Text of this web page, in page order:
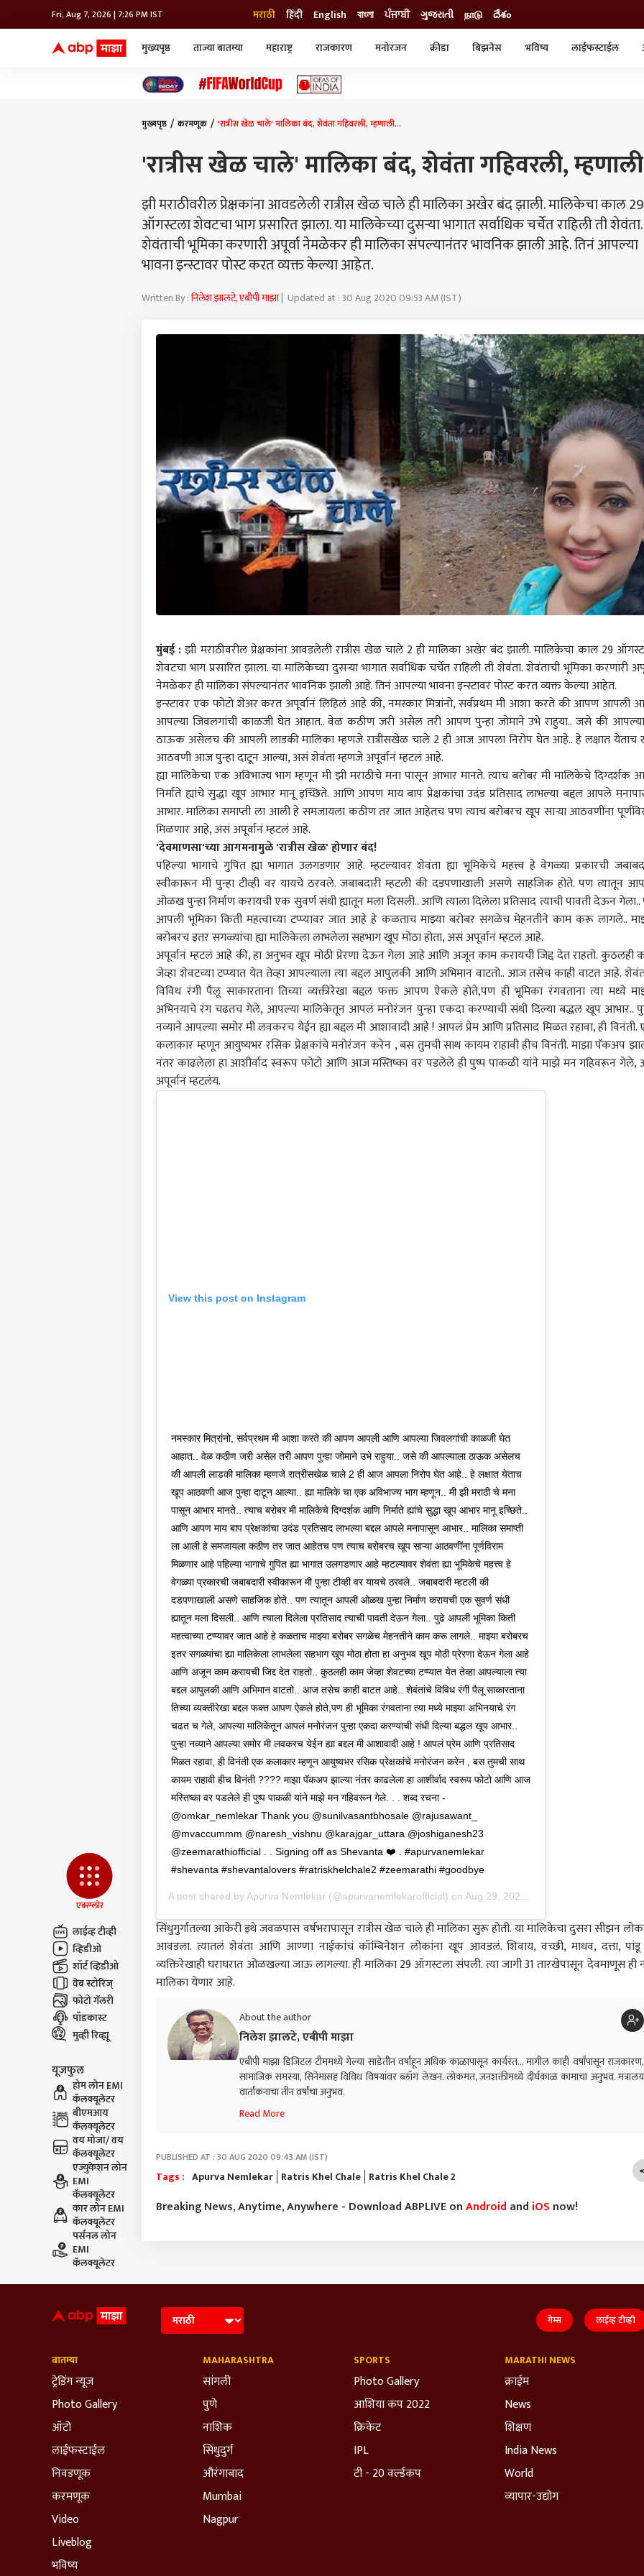
Fri, Aug 7, 2026 | 7:26 PM IST मराठी हिंदी English বাংলা ਪੰਜਾਬੀ ગુજરાતી நாடு దేశం
मुख्यपृष्ठ ताज्या बातम्या महाराष्ट्र राजकारण मनोरंजन क्रीडा बिझनेस भविष्य लाईफस्टाईल
एक्स्प्लोर
लाईव्ह टीव्ही
व्हिडीओ
शॉर्ट व्हिडीओ
वेब स्टोरिज्
फोटो गॅलरी
पॉडकास्ट
मुव्ही रिव्ह्यू
यूजफुल
होम लोन EMI
कॅलक्यूलेटर
बीएमआय
कॅलक्यूलेटर
वय मोजा/ वय
कॅलक्यूलेटर
एज्युकेशन लोन
EMI
कॅलक्यूलेटर
कार लोन EMI
कॅलक्यूलेटर
पर्सनल लोन
EMI
कॅलक्यूलेटर
मुख्यपृष्ठ करमणूक 'रात्रीस खेळ चाले' मालिका बंद, शेवंता गहिवरली, म्हणाली...
'रात्रीस खेळ चाले' मालिका बंद, शेवंता गहिवरली,
झी मराठीवरील प्रेक्षकांना आवडलेली रात्रीस खेळ चाले ही मालिका अखेर बंद झाली. मालिकेचा काल 29
ऑगस्टला शेवटचा भाग प्रसारित झाला. या मालिकेच्या दुसऱ्या भागात सर्वाधिक चर्चेत राहिली ती शेवंता.
शेवंताची भूमिका करणारी अपूर्वा नेमळेकर ही मालिका संपल्यानंतर भावनिक झाली आहे. तिनं आपल्या
भावना इन्स्टावर पोस्ट करत व्यक्त केल्या आहेत.
Written By :निलेश झालटे, एबीपी माझा| Updated at : 30 Aug 2020 09:53 AM (IST)
मुंबई :झी मराठीवरील प्रेक्षकांना आवडलेली रात्रीस खेळ चाले 2 ही मालिका अखेर बंद झाली. मालिकेचा काल 29
शेवटचा भाग प्रसारित झाला. या मालिकेच्या दुसऱ्या भागात सर्वाधिक चर्चेत राहिली ती शेवंता. शेवंताची भूमिका करणारी
नेमळेकर ही मालिका संपल्यानंतर भावनिक झाली आहे. तिनं आपल्या भावना इन्स्टावर पोस्ट करत व्यक्त केल्या आहेत.
इन्स्टावर एक फोटो शेअर करत अपूर्वानं लिहिलं आहे की, नमस्कार मित्रांनो, सर्वप्रथम मी आशा करते की आपण आपली
आपल्या जिवलगांची काळजी घेत आहात.. वेळ कठीण जरी असेल तरी आपण पुन्हा जोमाने उभे राहुया.. जसे की
ठाऊक असेलच की आपली लाडकी मालिका म्हणजे रात्रीसखेळ चाले 2 ही आज आपला निरोप घेत आहे.. हे लक्षात येताच
आठवणी आज पुन्हा दाटून आल्या, असं शेवंता म्हणजे अपूर्वानं म्हटलं आहे.
ह्या मालिकेचा एक अविभाज्य भाग म्हणून मी झी मराठीचे मना पासून आभार मानते. त्याच बरोबर मी मालिकेचे दिग्दर्शक
निर्माते ह्यांचे सुद्धा खूप आभार मानू इच्छिते. आणि आपण माय बाप प्रेक्षकांचा उदंड प्रतिसाद लाभल्या बद्दल आपले
आभार. मालिका समाप्ती ला आली हे समजायला कठीण तर जात आहेतच पण त्याच बरोबरच खूप साऱ्या आठवणींना
मिळणार आहे, असं अपूर्वानं म्हटलं आहे.
'देवमाणसा'च्या आगमनामुळे 'रात्रीस खेळ' होणार बंद!
पहिल्या भागाचे गुपित ह्या भागात उलगडणार आहे. म्हटल्यावर शेवंता ह्या भूमिकेचे महत्त्व हे वेगळ्या प्रकारची
स्वीकारून मी पुन्हा टीव्ही वर यायचे ठरवले. जबाबदारी म्हटली की दडपणाखाली असणे साहजिक होते. पण त्यातून
ओळख पुन्हा निर्माण करायची एक सुवर्ण संधी ह्यातून मला दिसली.. आणि त्याला दिलेला प्रतिसाद त्याची पावती देऊन
आपली भूमिका किती महत्वाच्या टप्प्यावर जात आहे हे कळताच माझ्या बरोबर सगळेच मेहनतीने काम करू लागले..
बरोबरच इतर सगळ्यांचा ह्या मालिकेला लाभलेला सहभाग खूप मोठा होता, असं अपूर्वानं म्हटलं आहे.
अपूर्वानं म्हटलं आहे की, हा अनुभव खूप मोठी प्रेरणा देऊन गेला आहे आणि अजून काम करायची जिद्द देत राहतो. कुठलही
जेव्हा शेवटच्या टप्प्यात येत तेव्हा आपल्याला त्या बद्दल आपुलकी आणि अभिमान वाटतो.. आज तसेच काही वाटत आहे.
विविध रंगी पैलू साकारताना तिच्या व्यक्तीरेखा बद्दल फक्त आपण ऐकले होते,पण ही भूमिका रंगवताना त्या मध्ये
अभिनयाचे रंग चढतच गेले, आपल्या मालिकेतून आपलं मनोरंजन पुन्हा एकदा करण्याची संधी दिल्या बद्धल खूप आभार..
नव्याने आपल्या समोर मी लवकरच येईन ह्या बद्दल मी आशावादी आहे ! आपलं प्रेम आणि प्रतिसाद मिळत रहावा, ही
कलाकार म्हणून आयुष्यभर रसिक प्रेक्षकांचे मनोरंजन करेन , बस तुमची साथ कायम राहावी हीच विनंती. माझा पॅकअप
नंतर काढलेला हा आशीर्वाद स्वरूप फोटो आणि आज मस्तिष्का वर पडलेले ही पुष्प पाकळी यांने माझे मन गहिवरून गेले,
अपूर्वानं म्हटलंय.
View this post on Instagram
नमस्कार मित्रांनो, सर्वप्रथम मी आशा करते की आपण आपली आणि आपल्या जिवलगांची काळजी घेत
आहात.. वेळ कठीण जरी असेल तरी आपण पुन्हा जोमाने उभे राहुया.. जसे की आपल्याला ठाऊक असेलच
की आपली लाडकी मालिका म्हणजे रात्रीसखेळ चाले 2 ही आज आपला निरोप घेत आहे.. हे लक्षात येताच
खूप आठवणी आज पुन्हा दाटून आल्या.. ह्या मालिके चा एक अविभाज्य भाग म्हणून.. मी झी मराठी चे मना
पासून आभार मानते.. त्याच बरोबर मी मालिकेचे दिग्दर्शक आणि निर्माते ह्यांचे सुद्धा खूप आभार मानू इच्छिते..
आणि आपण माय बाप प्रेक्षकांचा उदंड प्रतिसाद लाभल्या बद्दल आपले मनापासून आभार.. मालिका समाप्ती
ला आली हे समजायला कठीण तर जात आहेतच पण त्याच बरोबरच खूप साऱ्या आठवणींना पूर्णविराम
मिळणार आहे पहिल्या भागाचे गुपित ह्या भागात उलगडणार आहे म्हटल्यावर शेवंता ह्या भूमिकेचे महत्त्व हे
वेगळ्या प्रकारची जबाबदारी स्वीकारून मी पुन्हा टीव्ही वर यायचे ठरवले.. जबाबदारी म्हटली की
दडपणाखाली असणे साहजिक होते.. पण त्यातून आपली ओळख पुन्हा निर्माण करायची एक सुवर्ण संधी
ह्यातून मला दिसली.. आणि त्याला दिलेला प्रतिसाद त्याची पावती देऊन गेला.. पुढे आपली भूमिका किती
महत्वाच्या टप्प्यावर जात आहे हे कळताच माझ्या बरोबर सगळेच मेहनतीने काम करू लागले.. माझ्या बरोबरच
इतर सगळ्यांचा ह्या मालिकेला लाभलेला सहभाग खूप मोठा होता हा अनुभव खूप मोठी प्रेरणा देऊन गेला आहे
आणि अजून काम करायची जिद्द देत राहतो.. कुठलही काम जेव्हा शेवटच्या टप्प्यात येत तेव्हा आपल्याला त्या
बद्दल आपुलकी आणि अभिमान वाटतो.. आज तसेच काही वाटत आहे.. शेवंतांचे विविध रंगी पैलू साकारताना
तिच्या व्यक्तीरेखा बद्दल फक्त आपण ऐकले होते,पण ही भूमिका रंगवताना त्या मध्ये माझ्या अभिनयाचे रंग
चढत च गेले, आपल्या मालिकेतून आपलं मनोरंजन पुन्हा एकदा करण्याची संधी दिल्या बद्धल खूप आभार..
पुन्हा नव्याने आपल्या समोर मी लवकरच येईन ह्या बद्दल मी आशावादी आहे ! आपलं प्रेम आणि प्रतिसाद
मिळत रहावा, ही विनंती एक कलाकार म्हणून आयुष्यभर रसिक प्रेक्षकांचे मनोरंजन करेन , बस तुमची साथ
कायम राहावी हीच विनंती ???? माझा पॅकअप झाल्या नंतर काढलेला हा आशीर्वाद स्वरूप फोटो आणि आज
मस्तिष्का वर पडलेले ही पुष्प पाकळी यांने माझे मन गहिवरून गेले. . . शब्द रचना -
@omkar_nemlekar Thank you @sunilvasantbhosale @rajusawant_
@mvaccummm @naresh_vishnu @karajgar_uttara @joshiganesh23
@zeemarathiofficial . . Signing off as Shevanta ❤️ . #apurvanemlekar
#shevanta #shevantalovers #ratriskhelchale2 #zeemarathi #goodbye
A post shared by Apurva Nemlekar (@apurvanemlekarofficial) on Aug 29, 2020 at 11:32am PDT
सिंधुगुर्गातल्या आकेरी इथे जवळपास वर्षभरापासून रात्रीस खेळ चाले ही मालिका सुरू होती. या मालिकेचा दुसरा सीझन
आवडला. त्यातलं शेवंता आणि आण्णा नाईकांचं कॉम्बिनेशन लोकांना खूप आवडलं. शिवाय, वच्छी, माधव, दत्ता, पांडू
व्यक्तिरेखाही घराघरात ओळखल्या जाऊ लागल्या. ही मालिका 29 ऑगस्टला संपली. त्या जागी 31 तारखेपासून देवमाणूस ही
मालिका येणार आहे.
About the author
निलेश झालटे, एबीपी माझा
एबीपी माझा डिजिटल टीममध्ये गेल्या साडेतीन वर्षांहून अधिक काळापासून कार्यरत... मागील काही वर्षांपासून राजकारण,
सामाजिक समस्या, सिनेमासह विविध विषयांवर ब्लॉग लेखन. लोकमत, जनशक्तीमध्ये दीर्घकाळ कामाचा अनुभव. मंत्रालय
वार्तांकनाचा तीन वर्षांचा अनुभव.
Read More
PUBLISHED AT : 30 AUG 2020 09:43 AM (IST)
Tags : Apurva Nemlekar Ratris Khel Chale Ratris Khel Chale 2
Breaking News, Anytime, Anywhere - Download ABPLIVE onAndroid and iOS now!
LOGIN
पूर्ण करावी लागणार? हा सुद्धा
नियम ठरला
मुलांना देवाचं रूप मानलं जाते,
तरीही आंदोलनात लाठीचार्ज,
पेलेट गन फायर करण्यात
आल्या, Gen Z चर्चेत थेट प्रश्न
विचारताच सरसंघचालक
मोहन भागवत नेमकं काय
म्हणाले? पहिल्यांदाच जाहीर
भाष्य
एकनाथ शिंदे अचानक दरे
गावातून मुंबईकडे रवाना,
अमित शाहांच्या भेटीसाठी
दौरा आटोपल्याची सूत्रांची
माहिती
इथेनॉल, पेपरफुटीविरोधात
करण्यासाठी सरकारचा
मेटावर दबाव, मेटाने असली
बदमाशी करत मोदींसमोर
गेम्स लाईव्ह टीव्ही
बातम्या
ट्रेडिंग न्यूज
Photo Gallery
ऑटो
लाईफस्टाईल
निवडणूक
करमणूक
Video
Liveblog
भविष्य
MAHARASHTRA
सांगली
पुणे
नाशिक
सिंधुदुर्ग
औरंगाबाद
Mumbai
Nagpur
SPORTS
Photo Gallery
आशिया कप 2022
क्रिकेट
IPL
टी - 20 वर्ल्डकप
MARATHI NEWS
क्राईम
News
शिक्षण
India News
World
व्यापार-उद्योग